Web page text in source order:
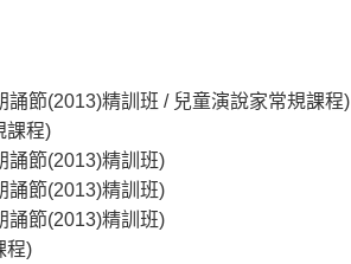
誦節(2013)精訓班 / 兒童演說家常規課程)
課程)
誦節(2013)精訓班)
誦節(2013)精訓班)
誦節(2013)精訓班)
程)